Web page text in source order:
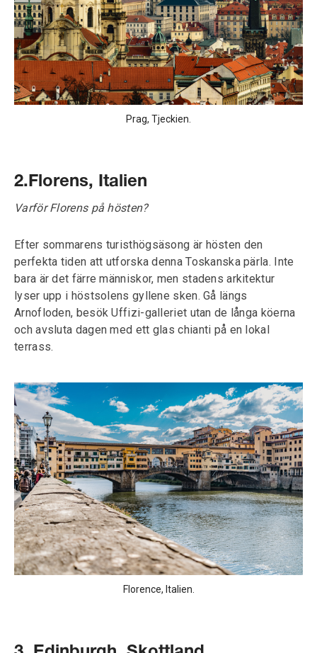
Prag, Tjeckien.
2.Florens, Italien
Varför Florens på hösten?
Efter sommarens turisthögsäsong är hösten den
perfekta tiden att utforska denna Toskanska pärla. Inte
bara är det färre människor, men stadens arkitektur
lyser upp i höstsolens gyllene sken. Gå längs
Arnofloden, besök Uffizi-galleriet utan de långa köerna
och avsluta dagen med ett glas chianti på en lokal
terrass.
Florence, Italien.